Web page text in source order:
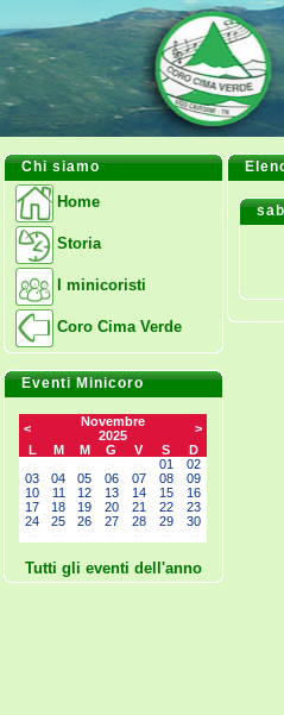
Chi siamo
Home
Storia
I minicoristi
Coro Cima Verde
Eventi Minicoro
<
Novembre
2025
>
L
M M G V S
D
01
02
03
04 05 06 07 08
09
10
11 12 13 14 15
16
17
18 19 20 21 22
23
24
25 26 27 28 29
30
Tutti gli eventi dell'anno